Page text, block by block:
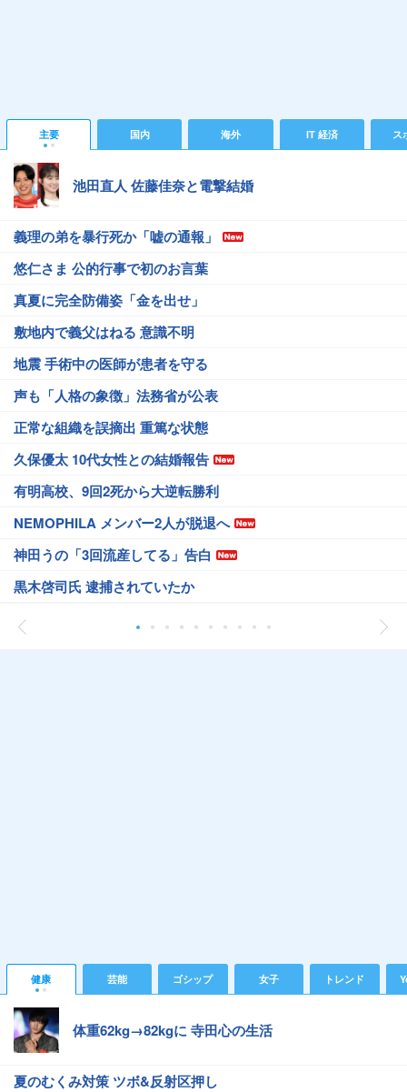
主要 国内 海外 IT 経済 ス
池田直人 佐藤佳奈と電撃結婚
義理の弟を暴行死か「嘘の通報」
悠仁さま 公的行事で初のお言葉
真夏に完全防備姿「金を出せ」
敷地内で義父はねる 意識不明
地震 手術中の医師が患者を守る
声も「人格の象徴」法務省が公表
正常な組織を誤摘出 重篤な状態
久保優太 10代女性との結婚報告
有明高校、9回2死から大逆転勝利
NEMOPHILA メンバー2人が脱退へ
神田うの「3回流産してる」告白
黒木啓司氏 逮捕されていたか
健康 芸能 ゴシップ 女子 トレンド
体重62kg→82kgに 寺田心の生活
夏のむくみ対策 ツボ&反射区押し